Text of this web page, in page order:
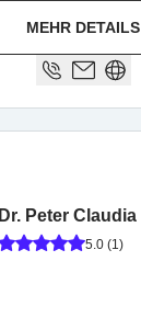
MEHR DETAILS
Dr. Peter Claudia
5.0 (1)